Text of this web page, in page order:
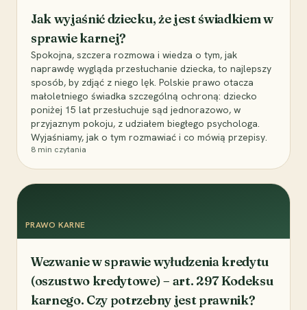
Jak wyjaśnić dziecku, że jest świadkiem w
sprawie karnej?
Spokojna, szczera rozmowa i wiedza o tym, jak
naprawdę wygląda przesłuchanie dziecka, to najlepszy
sposób, by zdjąć z niego lęk. Polskie prawo otacza
małoletniego świadka szczególną ochroną: dziecko
poniżej 15 lat przesłuchuje sąd jednorazowo, w
przyjaznym pokoju, z udziałem biegłego psychologa.
Wyjaśniamy, jak o tym rozmawiać i co mówią przepisy.
8 min czytania
PRAWO KARNE
Wezwanie w sprawie wyłudzenia kredytu
(oszustwo kredytowe) – art. 297 Kodeksu
karnego. Czy potrzebny jest prawnik?